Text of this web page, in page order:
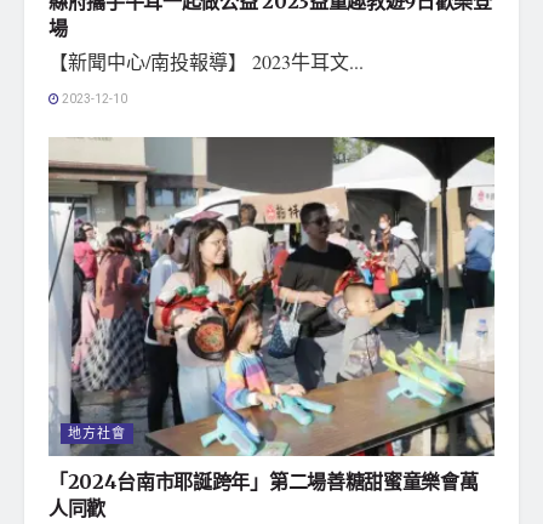
場
【新聞中心/南投報導】 2023牛耳文...
2023-12-10
地方社會
「2024台南市耶誕跨年」第二場善糖甜蜜童樂會萬
人同歡